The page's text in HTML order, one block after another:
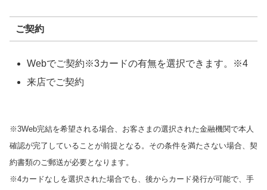
ご契約
Webでご契約※3カードの有無を選択できます。※4
来店でご契約
※3Web完結を希望される場合、お客さまの選択された金融機関で本人
確認が完了していることが前提となる。その条件を満たさない場合、契
約書類のご郵送が必要となります。
※4カードなしを選択された場合でも、後からカード発行が可能で、手